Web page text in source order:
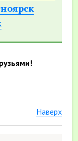
Наверх